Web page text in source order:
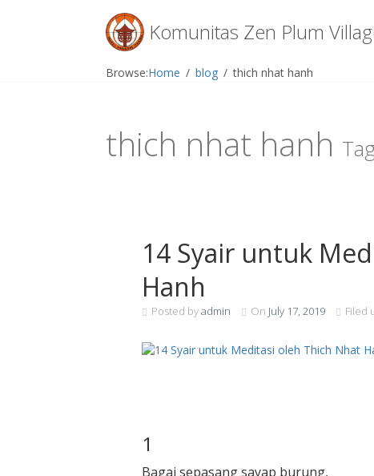
Komunitas Zen Plum
Menu
Browse:Home blog thich nhat hanh
thich nhat hanh Tag
14 Syair untuk
Hanh
Posted byadmin On July 17, 2019 Filed
1
Bagai sepasang sayap burung,